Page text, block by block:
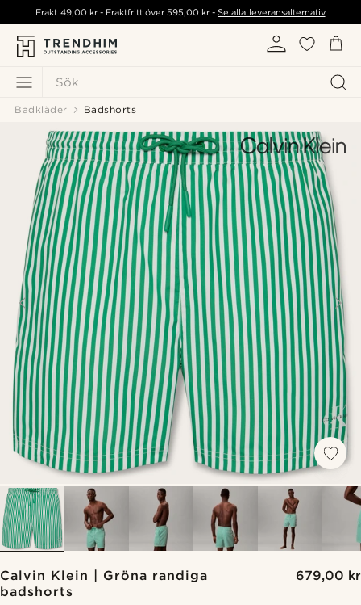
Sök
Frakt 49,00 kr- Fraktfritt över595,00 kr -Se alla leveransalternativ
Badkläder Badshorts
Calvin Klein | Gröna randiga
badshorts
679,00 kr